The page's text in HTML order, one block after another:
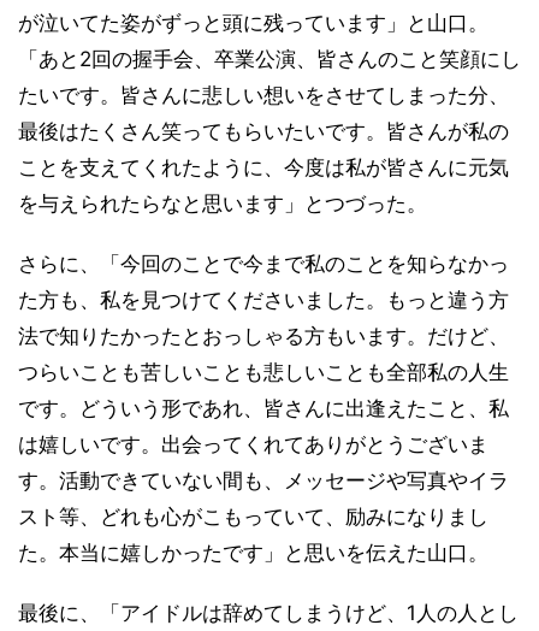
が泣いてた姿がずっと頭に残っています」と山口。
「あと2回の握手会、卒業公演、皆さんのこと笑顔にし
たいです。皆さんに悲しい想いをさせてしまった分、
最後はたくさん笑ってもらいたいです。皆さんが私の
ことを支えてくれたように、今度は私が皆さんに元気
を与えられたらなと思います」とつづった。
さらに、「今回のことで今まで私のことを知らなかっ
た方も、私を見つけてくださいました。もっと違う方
法で知りたかったとおっしゃる方もいます。だけど、
つらいことも苦しいことも悲しいことも全部私の人生
です。どういう形であれ、皆さんに出逢えたこと、私
は嬉しいです。出会ってくれてありがとうございま
す。活動できていない間も、メッセージや写真やイラ
スト等、どれも心がこもっていて、励みになりまし
た。本当に嬉しかったです」と思いを伝えた山口。
最後に、「アイドルは辞めてしまうけど、1人の人とし